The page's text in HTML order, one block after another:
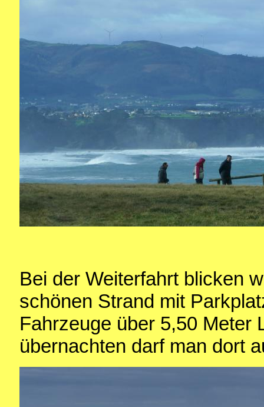
Bei der Weiterfahrt blicken
schönen Strand mit
Fahrzeuge über 5,50 Meter
übernachten darf man dort